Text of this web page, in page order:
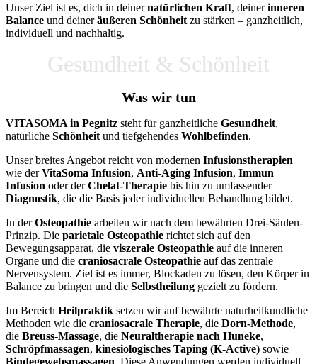
Unser Ziel ist es, dich in deinernatürlichen Kraft, deinerinneren
Balance und deineräußeren Schönheit zu stärken – ganzheitlich,
individuell und nachhaltig.
Gesundheit & Schönheit
Was wir tun
VITASOMA in Pegnitz steht für ganzheitliche Gesundheit,
natürliche Schönheit und tiefgehendes Wohlbefinden.
Unser breites Angebot reicht von modernen Infusionstherapien
wie derVitaSoma Infusion, Anti-Aging Infusion, Immun
Infusion oder derChelat-Therapie bis hin zu umfassender
Diagnostik, die die Basis jeder individuellen Behandlung bildet.
In derOsteopathie arbeiten wir nach dem bewährten Drei-Säulen-
Prinzip. Die parietale Osteopathie richtet sich auf den
Bewegungsapparat, die viszerale Osteopathie auf die inneren
Organe und die craniosacrale Osteopathie auf das zentrale
Nervensystem. Ziel ist es immer, Blockaden zu lösen, den Körper in
Balance zu bringen und die Selbstheilung gezielt zu fördern.
Im Bereich Heilpraktik setzen wir auf bewährte naturheilkundliche
Methoden wie die craniosacrale Therapie, die Dorn-Methode,
die Breuss-Massage, die Neuraltherapie nach Huneke,
Schröpfmassagen, kinesiologisches Taping (K-Active) sowie